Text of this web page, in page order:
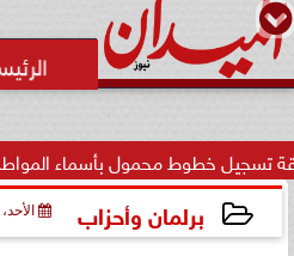
محمول بأسماء المواطنين دون...
برلمان وأحزاب الأحد، 9 فبراير 2025